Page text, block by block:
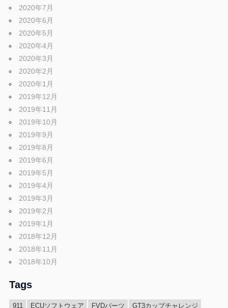
2020年7月
2020年6月
2020年5月
2020年4月
2020年3月
2020年2月
2020年1月
2019年12月
2019年11月
2019年10月
2019年9月
2019年8月
2019年6月
2019年5月
2019年4月
2019年3月
2019年2月
2019年1月
2018年12月
2018年11月
2018年10月
Tags
911 ECUソフトウェア FVDパーツ
GT3カップチャレンジ